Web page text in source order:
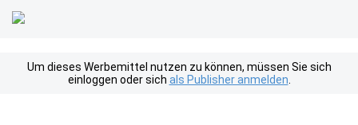
Um dieses Werbemittel nutzen zu können, müssen Sie sich
einloggen oder sich als Publisher anmelden